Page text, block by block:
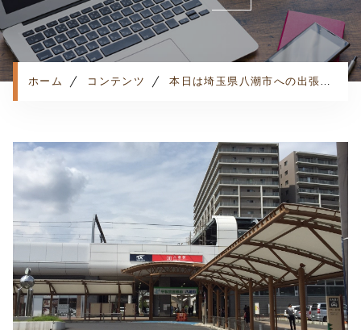
出張エリア
予約状況
コンテンツ
利用規約
プライバシーポリシー
ホーム コンテンツ 本日は埼玉県八潮市への出張でした。